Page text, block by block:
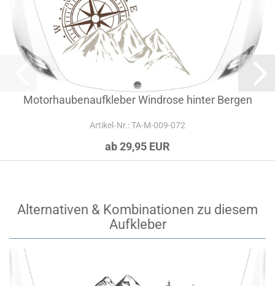
Motorhaubenaufkleber Windrose hinter Bergen
Artikel‑Nr.: TA-M-009-072
ab 29,95 EUR
Alternativen & Kombinationen zu diesem
Aufkleber